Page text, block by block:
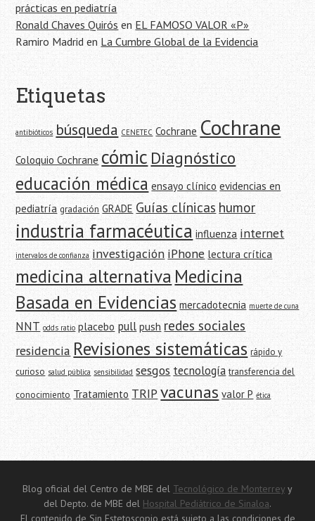
prácticas en pediatría
Ronald Chaves Quirós en EL FAMOSO VALOR «P»
Ramiro Madriden La Cumbre Global de la Evidencia
Etiquetas
antibióticos búsqueda CENETEC Cochrane Cochrane
Coloquio Cochrane cómic Diagnóstico
educación médica ensayo clínico evidencias en
pediatría gradación GRADE Guías clínicas humor
industria farmacéutica influenza internet
intervalos de confianza investigación iPhone lectura crítica
medicina alternativaMedicina
Basada en Evidencias mercadotecnia muerte de cuna
NNT odds ratio placebo pull push redes sociales
residencia Revisiones sistemáticas rápido y
curioso salud pública sensibilidad sesgos tecnología transferencia del
conocimiento Tratamiento TRIPvacunas valor P ética
Blog oficial del Centro de MBE del Tecnológico de Monterrey y
del Depto. de MBE del Hospital Pediátrico de Sinaloa.
El contenido de Sin Estetoscopio está sujeto a las condiciones de